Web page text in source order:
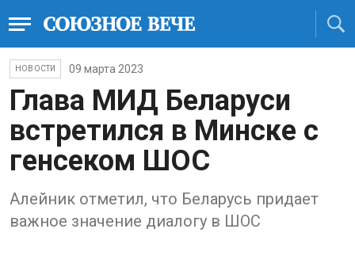
НОВОСТИ 09 марта 2023
Глава МИД Беларуси
встретился в Минске с
генсеком ШОС
Алейник отметил, что Беларусь придает
важное значение диалогу в ШОС